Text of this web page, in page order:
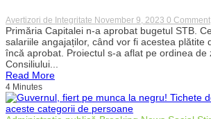
Avertizori de Integritate November 9, 2023 0 Comment
Primăria Capitalei n-a aprobat bugetul STB.
salariile angajaților, când vor fi acestea plătite
încă aprobat. Proiectul s-a aflat pe ordinea de
Consiliului...
Read More
4 Minutes